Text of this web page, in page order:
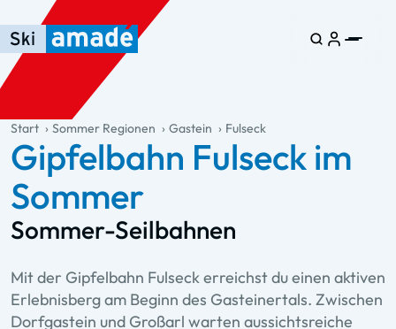
Zum Haupt-Inhalt springen
Springe zur Tabelle
Zur Haupt-Navigation springen
general.table-of-content
Start Sommer Regionen Gastein Fulseck
Gipfelbahn Fulseck im
Sommer
Sommer-Seilbahnen
Mit der Gipfelbahn Fulseck erreichst du einen aktiven
Erlebnisberg am Beginn des Gasteinertals. Zwischen
Dorfgastein und Großarl warten aussichtsreiche